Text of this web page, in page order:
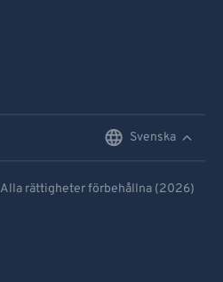
Svenska
Alla rättigheter förbehållna (2026)